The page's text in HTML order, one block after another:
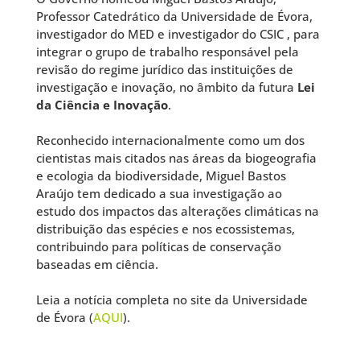
Professor Catedrático da Universidade de Évora,
investigador do MED e investigador do CSIC, para
integrar o grupo de trabalho responsável pela
revisão do regime jurídico das instituições de
investigação e inovação, no âmbito da futura Lei
da Ciência e Inovação.
Reconhecido internacionalmente como um dos
cientistas mais citados nas áreas da biogeografia
e ecologia da biodiversidade, Miguel Bastos
Araújo tem dedicado a sua investigação ao
estudo dos impactos das alterações climáticas na
distribuição das espécies e nos ecossistemas,
contribuindo para políticas de conservação
baseadas em ciência.
Leia a notícia completa no site da Universidade
de Évora (AQUI).